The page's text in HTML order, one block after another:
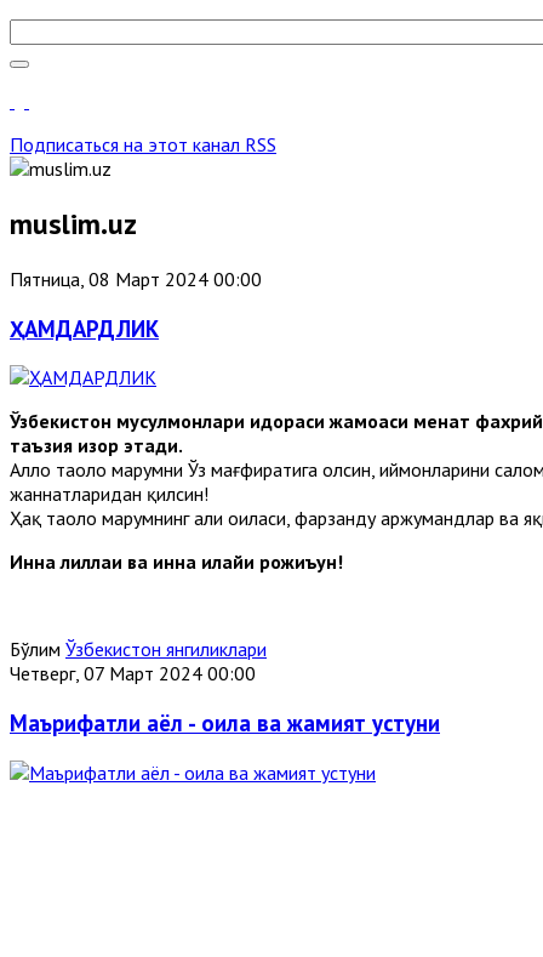
Подписаться на этот канал RSS
muslim.uz
Пятница, 08 Март 2024 00:00
ҲАМДАРДЛИК
Ўзбекистон мусулмонлари идораси жамоаси меҳнат
таъзия изҳор этади.
Аллоҳ таоло марҳумни Ўз мағфиратига олсин, иймонларини
жаннатларидан қилсин!
Ҳақ таоло марҳумнинг аҳли оиласи, фарзанду аржумандлар ва
Инна лиллаҳи ва инна илайҳи рожиъун!
Бўлим Ўзбекистон янгиликлари
Четверг, 07 Март 2024 00:00
Маърифатли аёл - оила ва жамият устуни